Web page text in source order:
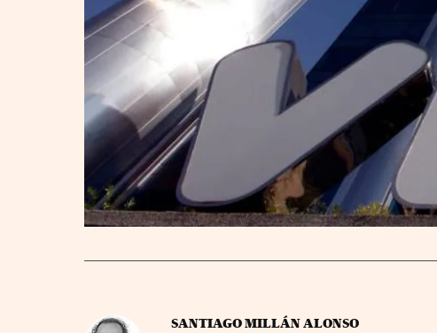
SANTIAGO MILLÁN ALONSO